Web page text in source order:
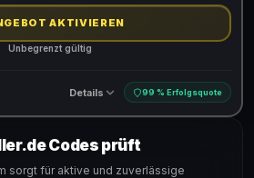
AKTIVIEREN
Unbegrenzt gültig
Details 99 % Erfolgsquote
Produkte
Codes prüft
sorgt für aktive und zuverlässige